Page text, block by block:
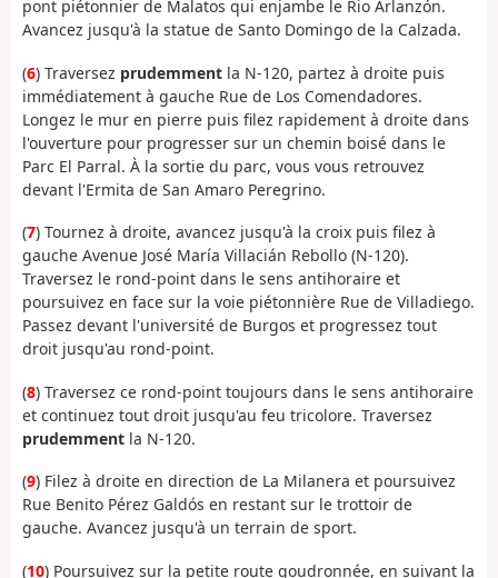
pont piétonnier de Malatos qui enjambe le Rio Arlanzón.
Avancez jusqu'à la statue de Santo Domingo de la Calzada.
(6) Traversez prudemment la N-120, partez à droite puis
immédiatement à gauche Rue de Los Comendadores.
Longez le mur en pierre puis filez rapidement à droite dans
l'ouverture pour progresser sur un chemin boisé dans le
Parc El Parral. À la sortie du parc, vous vous retrouvez
devant l'Ermita de San Amaro Peregrino.
(7) Tournez à droite, avancez jusqu'à la croix puis filez à
gauche Avenue José María Villacián Rebollo (N-120).
Traversez le rond-point dans le sens antihoraire et
poursuivez en face sur la voie piétonnière Rue de Villadiego.
Passez devant l'université de Burgos et progressez tout
droit jusqu'au rond-point.
(8) Traversez ce rond-point toujours dans le sens antihoraire
et continuez tout droit jusqu'au feu tricolore. Traversez
prudemment la N-120.
(9) Filez à droite en direction de La Milanera et poursuivez
Rue Benito Pérez Galdós en restant sur le trottoir de
gauche. Avancez jusqu'à un terrain de sport.
(10) Poursuivez sur la petite route goudronnée, en suivant la